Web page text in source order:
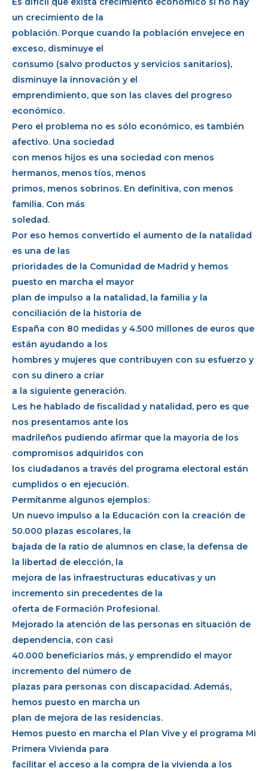
un crecimiento de la
población. Porque cuando la población envejece en
exceso, disminuye el
consumo (salvo productos y servicios sanitarios),
disminuye la innovación y el
emprendimiento, que son las claves del progreso
económico.
Pero el problema no es sólo económico, es también
afectivo. Una sociedad
con menos hijos es una sociedad con menos
hermanos, menos tíos, menos
primos, menos sobrinos. En definitiva, con menos
familia. Con más
soledad.
Por eso hemos convertido el aumento de la natalidad
es una de las
prioridades de la Comunidad de Madrid y hemos
puesto en marcha el mayor
plan de impulso a la natalidad, la familia y la
conciliación de la historia de
España con 80 medidas y 4.500 millones de euros que
están ayudando a los
hombres y mujeres que contribuyen con su esfuerzo y
con su dinero a criar
a la siguiente generación.
Les he hablado de fiscalidad y natalidad, pero es que
nos presentamos ante los
madrileños pudiendo afirmar que la mayoría de los
compromisos adquiridos con
los ciudadanos a través del programa electoral están
cumplidos o en ejecución.
Permítanme algunos ejemplos:
Un nuevo impulso a la Educación con la creación de
50.000 plazas escolares, la
bajada de la ratio de alumnos en clase, la defensa de
la libertad de elección, la
mejora de las infraestructuras educativas y un
incremento sin precedentes de la
oferta de Formación Profesional.
Mejorado la atención de las personas en situación de
dependencia, con casi
40.000 beneficiarios más, y emprendido el mayor
incremento del número de
plazas para personas con discapacidad. Además,
hemos puesto en marcha un
plan de mejora de las residencias.
Hemos puesto en marcha el Plan Vive y el programa Mi
Primera Vivienda para
facilitar el acceso a la compra de la vivienda a los